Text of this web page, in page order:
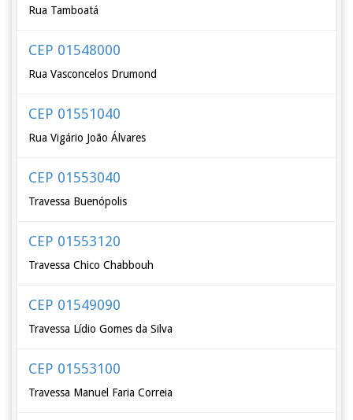
Rua Tamboatá
CEP 01548000
Rua Vasconcelos Drumond
CEP 01551040
Rua Vigário João Álvares
CEP 01553040
Travessa Buenópolis
CEP 01553120
Travessa Chico Chabbouh
CEP 01549090
Travessa Lídio Gomes da Silva
CEP 01553100
Travessa Manuel Faria Correia